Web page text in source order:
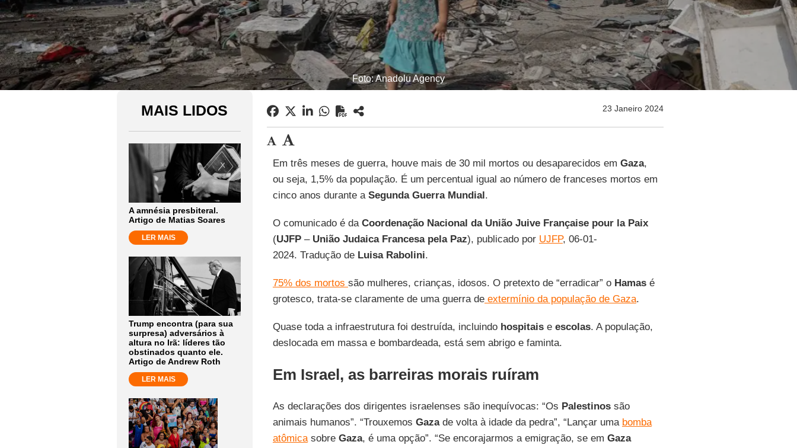
Foto: Anadolu Agency
MAIS LIDOS
A amnésia presbiteral.
Artigo de Matias Soares
LER MAIS
Trump encontra (para sua
surpresa) adversários à
altura no Irã: líderes tão
obstinados quanto ele.
Artigo de Andrew Roth
LER MAIS
23 Janeiro 2024
Em três meses de guerra, houve mais de 30 mil mortos ou desaparecidos em Gaza,
ou seja, 1,5% da população. É um percentual igual ao número de franceses mortos em
cinco anos durante aSegunda Guerra Mundial.
O comunicado é da Coordenação Nacional da União Juive Française pour la Paix
(UJFP– União Judaica Francesa pela Paz), publicado por UJFP, 06-01-
2024. Tradução deLuisa Rabolini.
75% dos mortos são mulheres, crianças, idosos. O pretexto de “erradicar” o Hamasé
grotesco, trata-se claramente de uma guerra deextermínio da população de Gaza.
Quase toda a infraestrutura foi destruída, incluindo hospitaise escolas. A população,
deslocada em massa e bombardeada, está sem abrigo e faminta.
Em Israel, as barreiras morais ruíram
As declarações dos dirigentes israelenses são inequívocas: “Os Palestinossão
animais humanos”. “Trouxemos Gazade volta à idade da pedra”, “Lançar uma bomba
atômicasobre Gaza, é uma opção”. “Se encorajarmos a emigração, se em Gaza